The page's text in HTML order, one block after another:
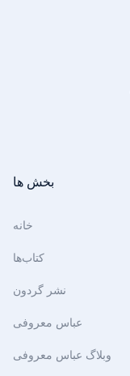
بخش ها
خانه
کتاب‌ها
نشر گردون
عباس معروفی
وبلاگ عباس معروفی